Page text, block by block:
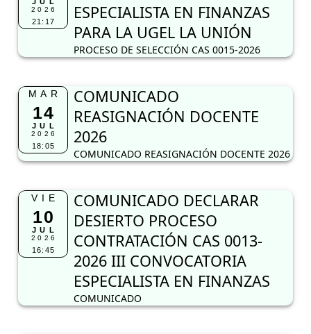
2026
21:17
ESPECIALISTA EN FINANZAS
PARA LA UGEL LA UNIÓN
PROCESO DE SELECCIÓN CAS 0015-2026
MAR
14
JUL
2026
18:05
COMUNICADO
REASIGNACIÓN DOCENTE
2026
COMUNICADO REASIGNACIÓN DOCENTE 2026
VIE
10
JUL
2026
16:45
COMUNICADO DECLARAR
DESIERTO PROCESO
CONTRATACIÓN CAS 0013-
2026 III CONVOCATORIA
ESPECIALISTA EN FINANZAS
COMUNICADO